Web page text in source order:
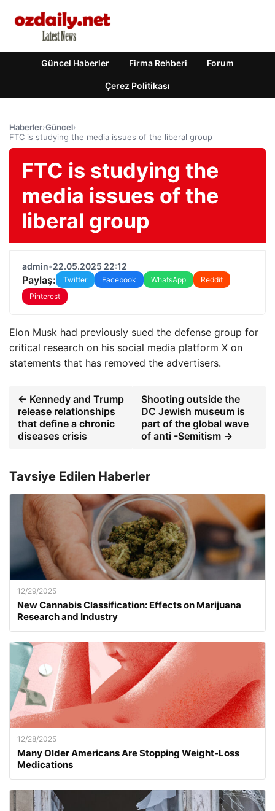
Güncel Haberler Firma Rehberi Forum
Çerez Politikası
Haberler›Güncel›
FTC is studying the media issues of the liberal group
FTC is studying the
media issues of the
liberal group
admin•22.05.2025 22:12
Paylaş: Twitter Facebook WhatsApp
Reddit
Pinterest
Elon Musk had previously sued the defense group for
critical research on his social media platform X on
statements that has removed the advertisers.
← Kennedy and Trump
release relationships
that define a chronic
diseases crisis
Shooting outside the
DC Jewish museum is
part of the global wave
of anti -Semitism →
Tavsiye Edilen Haberler
12/29/2025
New Cannabis Classification: Effects on Marijuana
Research and Industry
12/28/2025
Many Older Americans Are Stopping Weight-Loss
Medications